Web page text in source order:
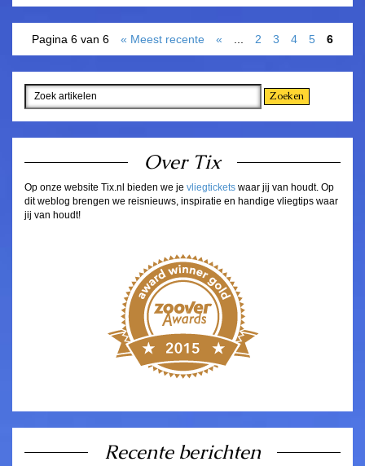
Pagina 6 van 6 « Meest recente « ... 2 3 4 5 6
Over Tix
Op onze website Tix.nl bieden we je vliegtickets waar jij van houdt. Op
dit weblog brengen we reisnieuws, inspiratie en handige vliegtips waar
jij van houdt!
Recente berichten